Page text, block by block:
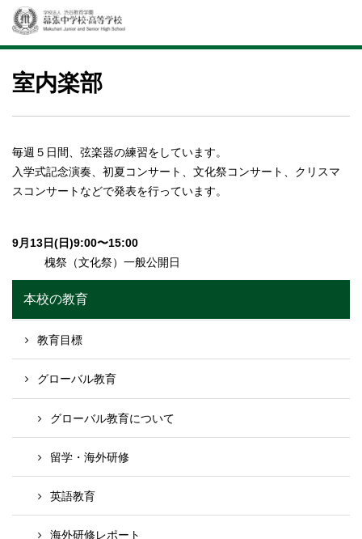
室内楽部
毎週５日間、弦楽器の練習をしています。
入学式記念演奏、初夏コンサート、文化祭コンサート、クリスマ
スコンサートなどで発表を行っています。
9月13日(日)9:00〜15:00
槐祭（文化祭）一般公開日
本校の教育
教育目標
グローバル教育
グローバル教育について
留学・海外研修
英語教育
海外研修レポート